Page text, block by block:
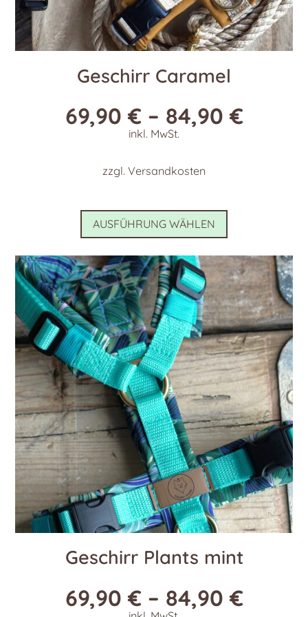
Geschirr Caramel
69,90€ – 84,90€
inkl. MwSt.
zzgl. Versandkosten
AUSFÜHRUNG WÄHLEN
Dieses
weist
mehrere
Varianten
auf.
Die
Optionen
können
auf
der
Produktseite
gewählt
werden
Geschirr Plants mint
69,90€ – 84,90€